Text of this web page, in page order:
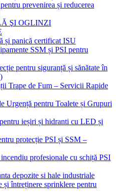
prevenirea și reducerea
ŞI OGLINZI
și panică certificat ISU
SSM și PSI pentru
pentru siguranță și sănătate în
Trape de Fum – Servicii Rapide
Urgență pentru Toalete și Grupuri
ieșiri și hidranti cu LED și
protecție PSI și SSM –
profesionale cu schiță PSI
depozite si hale industriale
și întreținere sprinklere pentru